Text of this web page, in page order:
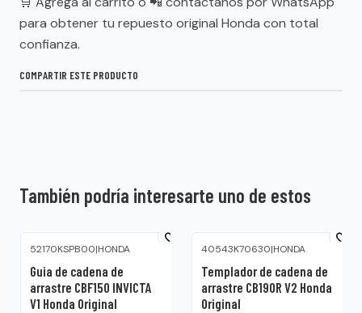
para obtener tu repuesto original Honda con total
confianza.
COMPARTIR ESTE PRODUCTO
También podría interesarte uno de estos
52170KSPB00|HONDA
Guia de cadena de
arrastre CBF150 INVICTA
V1 Honda Original
40543K70630|HONDA
Templador de cadena de
arrastre CB190R V2 Honda
Original